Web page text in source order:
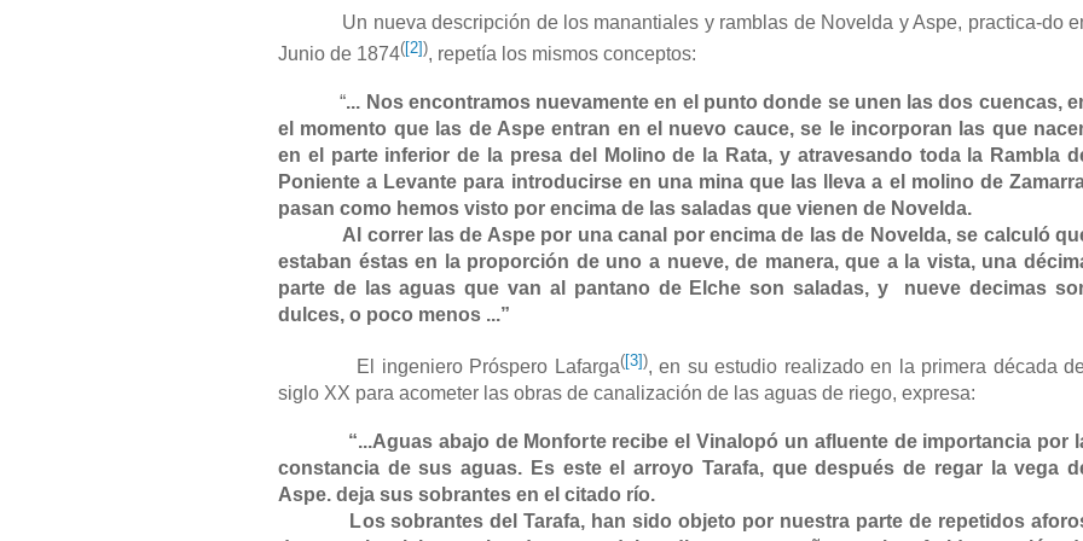
Un nueva descripción de los manantiales y ramblas de Novelda y Aspe, practica-do
Junio de 1874([2]), repetía los mismos conceptos:
“... Nos encontramos nuevamente en el punto donde se unen las dos cuencas,
el momento que las de Aspe entran en el nuevo cauce, se le incorporan las que
en el parte inferior de la presa del Molino de la Rata, y atravesando toda la Rambla
Poniente a Levante para introducirse en una mina que las lleva a el molino de
pasan como hemos visto por encima de las saladas que vienen de Novelda.
Al correr las de Aspe por una canal por encima de las de Novelda, se calculó
estaban éstas en la proporción de uno a nueve, de manera, que a la vista, una
parte de las aguas que van al pantano de Elche son saladas, y nueve decimas
dulces, o poco menos ...”
El ingeniero Próspero Lafarga([3]), en su estudio realizado en la primera década
siglo XX para acometer las obras de canalización de las aguas de riego, expresa:
“...Aguas abajo de Monforte recibe el Vinalopó un afluente de importancia por
constancia de sus aguas. Es este el arroyo Tarafa, que después de regar la vega
Aspe. deja sus sobrantes en el citado río.
Los sobrantes del Tarafa, han sido objeto por nuestra parte de repetidos